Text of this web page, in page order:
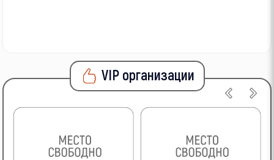
VIP организации